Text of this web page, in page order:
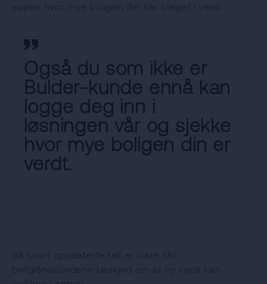
appen hvor mye boligen din har steget i verdi.
Også du som ikke er
Bulder-kunde ennå kan
logge deg inn i
løsningen vår og sjekke
hvor mye boligen din er
verdt.
Så snart oppdaterte tall er klare, får
boliglånskundene beskjed om at ny verdi kan